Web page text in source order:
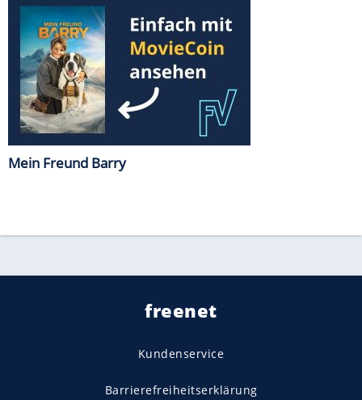
Mein Freund Barry
freenet
Kundenservice
Barrierefreiheitserklärung